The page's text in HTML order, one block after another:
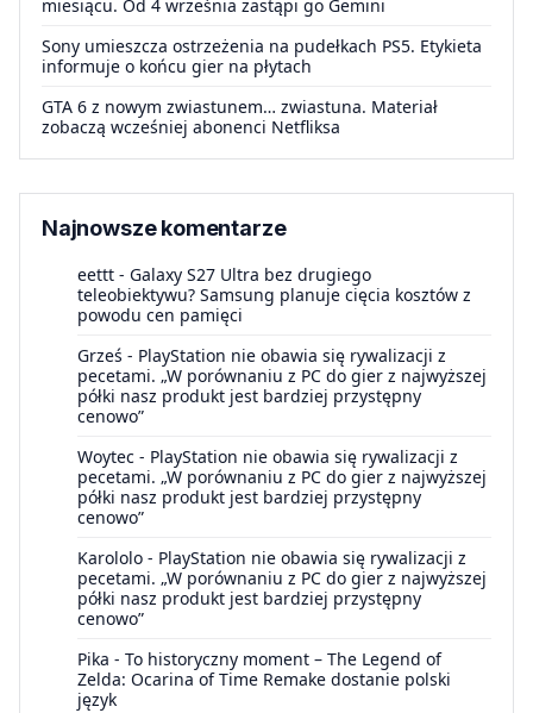
miesiącu. Od 4 września zastąpi go Gemini
Sony umieszcza ostrzeżenia na pudełkach PS5. Etykieta
informuje o końcu gier na płytach
GTA 6 z nowym zwiastunem… zwiastuna. Materiał
zobaczą wcześniej abonenci Netfliksa
Najnowsze komentarze
eettt - Galaxy S27 Ultra bez drugiego
teleobiektywu? Samsung planuje cięcia kosztów z
powodu cen pamięci
Grześ - PlayStation nie obawia się rywalizacji z
pecetami. „W porównaniu z PC do gier z najwyższej
półki nasz produkt jest bardziej przystępny
cenowo”
Woytec - PlayStation nie obawia się rywalizacji z
pecetami. „W porównaniu z PC do gier z najwyższej
półki nasz produkt jest bardziej przystępny
cenowo”
Karololo - PlayStation nie obawia się rywalizacji z
pecetami. „W porównaniu z PC do gier z najwyższej
półki nasz produkt jest bardziej przystępny
cenowo”
Pika - To historyczny moment – The Legend of
Zelda: Ocarina of Time Remake dostanie polski
język